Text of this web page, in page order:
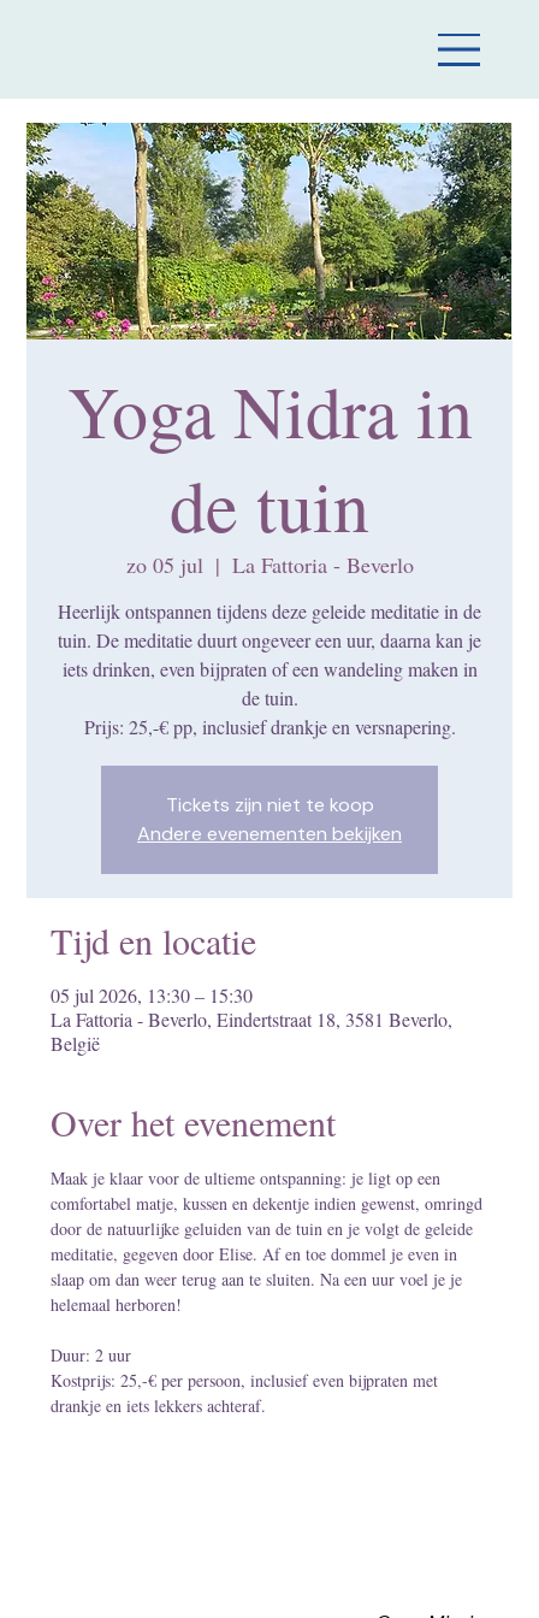
Yoga Nidra in
de tuin
zo 05 jul
  |
La Fattoria - Beverlo
Heerlijk ontspannen tijdens deze geleide meditatie in de
tuin. De meditatie duurt ongeveer een uur, daarna kan je
iets drinken, even bijpraten of een wandeling maken in
de tuin.
Prijs: 25,-€ pp, inclusief drankje en versnapering.
Tickets zijn niet te koop
Andere evenementen bekijken
Tijd en locatie
05 jul 2026, 13:30 – 15:30
La Fattoria - Beverlo, Eindertstraat 18, 3581 Beverlo,
België
Over het evenement
Maak je klaar voor de ultieme ontspanning: je ligt op een
comfortabel matje, kussen en dekentje indien gewenst, omringd
door de natuurlijke geluiden van de tuin en je volgt de geleide
meditatie, gegeven door Elise. Af en toe dommel je even in
slaap om dan weer terug aan te sluiten. Na een uur voel je je
helemaal herboren!
Duur: 2 uur
Kostprijs: 25,-€ per persoon, inclusief even bijpraten met
drankje en iets lekkers achteraf.